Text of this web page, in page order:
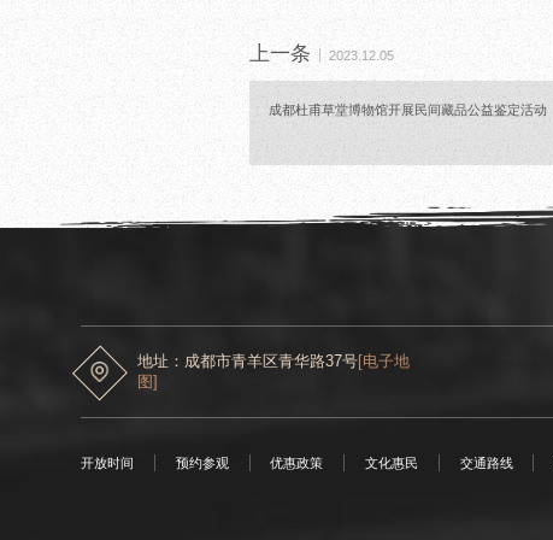
上一条 2023.12.05
成都杜甫草堂博物馆开展民间藏品公益鉴定活动
地址：成都市青羊区青华路37号[电子地
图]
开放时间 预约参观 优惠政策 文化惠民 交通路线